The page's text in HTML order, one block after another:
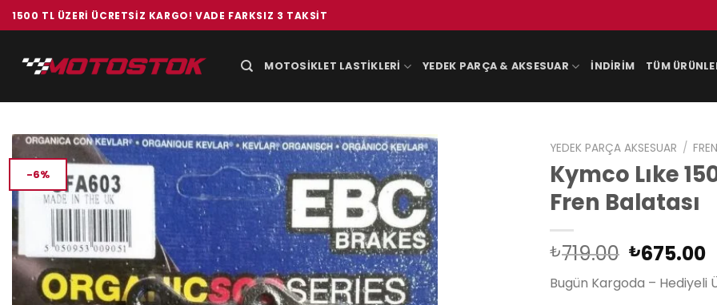
İçeriğe
atla
1500 TL ÜZERI ÜCRETSIZ KARGO! VADE FARKSIZ 3 TAKSIT
MOTOSIKLET LASTIKLERI YEDEK PARÇA & AKSESUAR İNDIRIM TÜM
-6%
YEDEK PARÇA AKSESUAR /
Kymco Lıke
Fren Balatası
₺719.00 Orijinal
fiyat:
₺719.00.
₺675.00
Bugün Kargoda – Hediyeli